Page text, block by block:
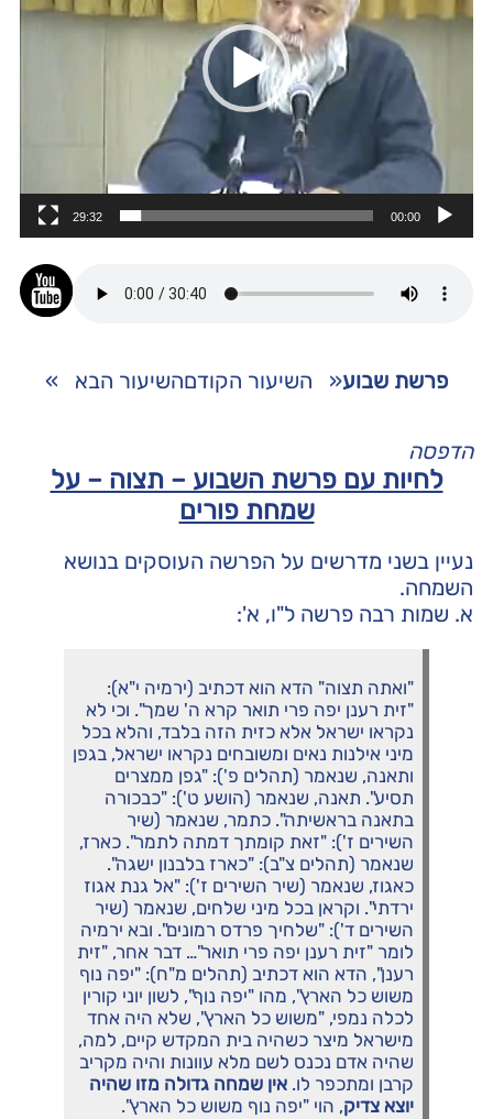
00:00
29:32
פרשת שבוע« השיעור הקודםהשיעור הבא »
הדפסה
לחיות עם פרשת השבוע – תצוה – על
שמחת פורים
נעיין בשני מדרשים על הפרשה העוסקים בנושא
השמחה.
א. שמות רבה פרשה ל"ו, א':
"ואתה תצוה" הדא הוא דכתיב (ירמיה י"א):
"זית רענן יפה פרי תואר קרא ה' שמך". וכי לא
נקראו ישראל אלא כזית הזה בלבד, והלא בכל
מיני אילנות נאים ומשובחים נקראו ישראל, בגפן
ותאנה, שנאמר (תהלים פ'): "גפן ממצרים
תסיע". תאנה, שנאמר (הושע ט'): "כבכורה
בתאנה בראשיתה". כתמר, שנאמר (שיר
השירים ז'): "זאת קומתך דמתה לתמר". כארז,
שנאמר (תהלים צ"ב): "כארז בלבנון ישגה".
כאגוז, שנאמר (שיר השירים ז'): "אל גנת אגוז
ירדתי". וקראן בכל מיני שלחים, שנאמר (שיר
השירים ד'): "שלחיך פרדס רמונים". ובא ירמיה
לומר "זית רענן יפה פרי תואר"… דבר אחר, "זית
רענן", הדא הוא דכתיב (תהלים מ"ח): "יפה נוף
משוש כל הארץ", מהו "יפה נוף", לשון יוני קורין
לכלה נמפי, "משוש כל הארץ", שלא היה אחד
מישראל מיצר כשהיה בית המקדש קיים, למה,
שהיה אדם נכנס לשם מלא עוונות והיה מקריב
קרבן ומתכפר לו. אין שמחה גדולה מזו שהיה
יוצא צדיק, הוי "יפה נוף משוש כל הארץ".